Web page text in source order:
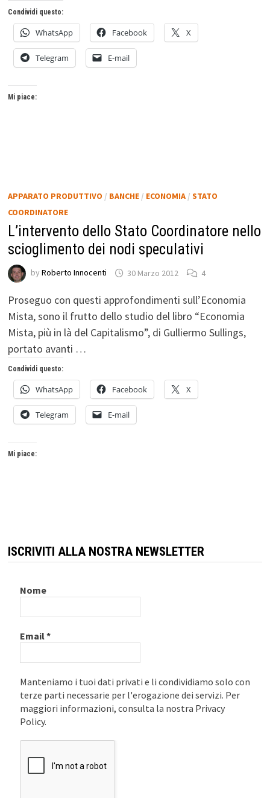
Condividi questo:
WhatsApp Facebook X
Telegram E-mail
Mi piace:
APPARATO PRODUTTIVO / BANCHE/ ECONOMIA/ STATO
COORDINATORE
L’intervento dello Stato Coordinatore nello
scioglimento dei nodi speculativi
by Roberto Innocenti 30 Marzo 2012 4
Proseguo con questi approfondimenti sull’Economia
Mista, sono il frutto dello studio del libro “Economia
Mista, più in là del Capitalismo”, di Gulliermo Sullings,
portato avanti …
Condividi questo:
WhatsApp Facebook X
Telegram E-mail
Mi piace:
ISCRIVITI ALLA NOSTRA NEWSLETTER
Nome
Email*
Manteniamo i tuoi dati privati e li condividiamo solo con
terze parti necessarie per l'erogazione dei servizi. Per
maggiori informazioni, consulta la nostra Privacy
Policy.